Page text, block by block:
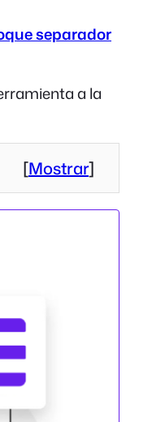
separador
a la
[Mostrar]